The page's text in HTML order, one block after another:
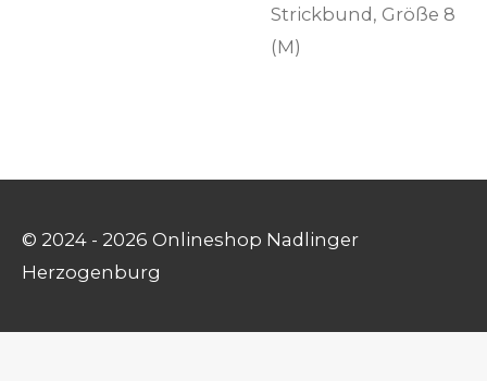
Strickbund, Größe 8
(M)
© 2024 - 2026 Onlineshop Nadlinger
Herzogenburg